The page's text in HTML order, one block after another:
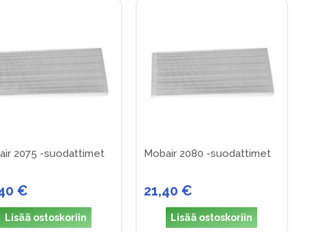
2075 -suodattimet
€
Lisää ostoskoriin
Mobair 2080 -suodattimet
21,40 €
Lisää ostoskoriin